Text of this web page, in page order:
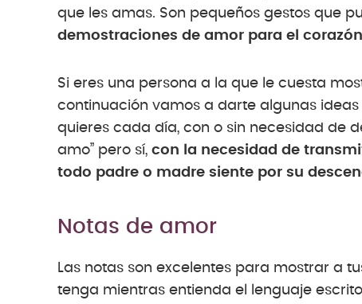
que les amas. Son pequeños gestos que
demostraciones de amor para el
Si eres una persona a la que le cuesta
continuación vamos a darte algunas
quieres cada día, con o sin necesidad de
amo” pero sí, con la necesidad de
todo padre o madre siente por su
Notas de amor
Las notas son excelentes para mostrar a
tenga mientras entienda el lenguaje